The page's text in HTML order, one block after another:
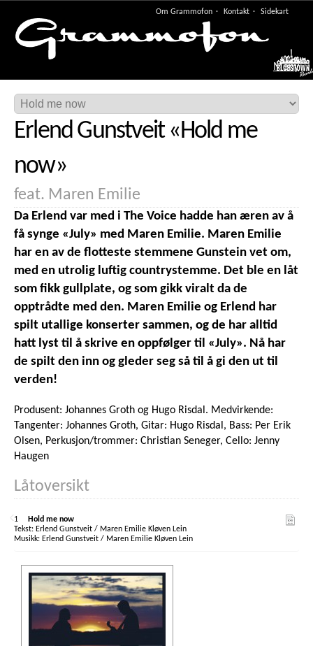
Om Grammofon Kontakt Sidekart
Meny
Erlend Gunstveit«Hold me
now»
feat. Maren Emilie
Da Erlend var med i The Voice hadde han æren av å
få synge «July» med Maren Emilie. Maren Emilie
har en av de flotteste stemmene Gunstein vet om,
med en utrolig luftig countrystemme. Det ble en låt
som fikk gullplate, og som gikk viralt da de
opptrådte med den. Maren Emilie og Erlend har
spilt utallige konserter sammen, og de har alltid
hatt lyst til å skrive en oppfølger til «July». Nå har
de spilt den inn og gleder seg så til å gi den ut til
verden!
Produsent: Johannes Groth og Hugo Risdal. Medvirkende:
Tangenter: Johannes Groth, Gitar: Hugo Risdal, Bass: Per Erik
Olsen, Perkusjon/trommer: Christian Seneger, Cello: Jenny
Haugen
Låtoversikt
1
Hold me now
Erlend Gunstveit / Maren Emilie Kløven Lein
Erlend Gunstveit / Maren Emilie Kløven Lein